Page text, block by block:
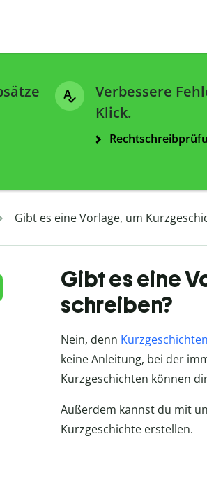
Verbessere
Klick.
Gibt es eine Vorlage, um
Gibt es eine
schreiben?
Nein, denn Kurzgeschichten
keine Anleitung, bei der
Kurzgeschichten können
Außerdem kannst du mit
Kurzgeschichte erstellen.